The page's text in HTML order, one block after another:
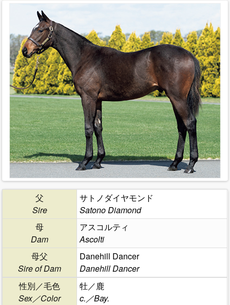
父
Sire
サトノダイヤモンド
Satono Diamond
母
Dam
アスコルティ
Ascolti
母父
Sire of Dam
Danehill Dancer
Danehill Dancer
性別／毛色
Sex／Color
牡／鹿
c.／Bay.